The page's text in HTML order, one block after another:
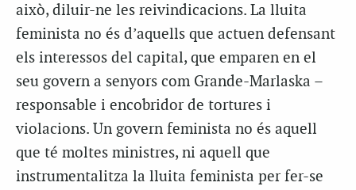
això, diluir-ne les reivindicacions. La lluita
feminista no és d’aquells que actuen defensant
els interessos del capital, que emparen en el
seu govern a senyors com Grande-Marlaska –
responsable i encobridor de tortures i
violacions. Un govern feminista no és aquell
que té moltes ministres, ni aquell que
instrumentalitza la lluita feminista per fer-se